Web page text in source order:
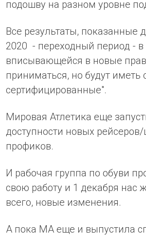
подошву на разном уровне
Все результаты, показанные
2020 - переходный период - в
вписывающейся в новые
приниматься, но будут иметь
сертифицированные".
Мировая Атлетика еще
доступности новых
профиков.
И рабочая группа по обуви
свою работу и 1 декабря нас
всего, новые изменения.
А пока МА еще и выпустила